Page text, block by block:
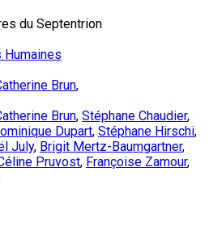
du Septentrion
Humaines
Brun,
Brun, Stéphane Chaudier,
Dupart, Stéphane Hirschi,
July, Brigit Mertz-Baumgartner,
Pruvost, Françoise Zamour,